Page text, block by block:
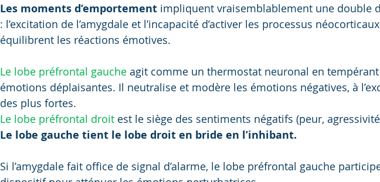
Les moments d’emportement impliquent vraisemblablement une double
: l’excitation de l’amygdale et l’incapacité d’activer les processus
équilibrent les réactions émotives.
Le lobe préfrontal gauche agit comme un thermostat neuronal en
émotions déplaisantes. Il neutralise et modère les émotions négatives, à
des plus fortes.
Le lobe préfrontal droit est le siège des sentiments négatifs (peur,
Le lobe gauche tient le lobe droit en bride en l’inhibant.
Si l’amygdale fait office de signal d’alarme, le lobe préfrontal gauche